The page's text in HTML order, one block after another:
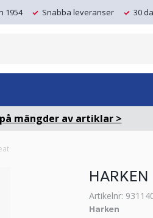
1954 Snabba leveranser 30
mängder av artiklar >
HARKEN
Artikelnr:
Harken